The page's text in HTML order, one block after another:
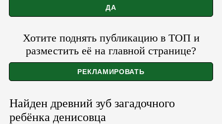
Хотите поднять публикацию в ТОП и
разместить её на главной странице?
Найден древний зуб загадочного
ребёнка денисовца